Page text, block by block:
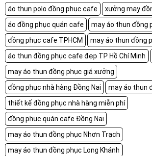
áo thun polo đồng phục cafe
xưởng may
áo đồng phục quán cafe
may áo thun đồng
đồng phục cafe TPHCM
may áo thun đồng
áo thun đồng phục cafe đẹp TP Hồ Chí Minh
may áo thun đồng phục giá xưởng
đồng phục nhà hàng Đồng Nai
may áo thun
thiết kế đồng phục nhà hàng miễn phí
đồng phục quán cafe Đồng Nai
may áo thun đồng phục Nhơn Trạch
may áo thun đồng phục Long Khánh